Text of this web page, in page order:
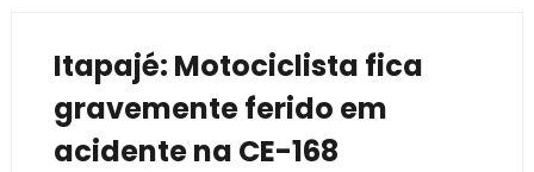
Itapajé: Motociclista fica
gravemente ferido em
acidente na CE-168